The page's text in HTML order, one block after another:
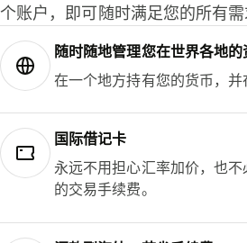
个账户，即可随时满足您的所有需
随时随地管理您在世界各地的
在一个地方持有您的货币，并
国际借记卡
永远不用担心汇率加价，也
的交易手续费。